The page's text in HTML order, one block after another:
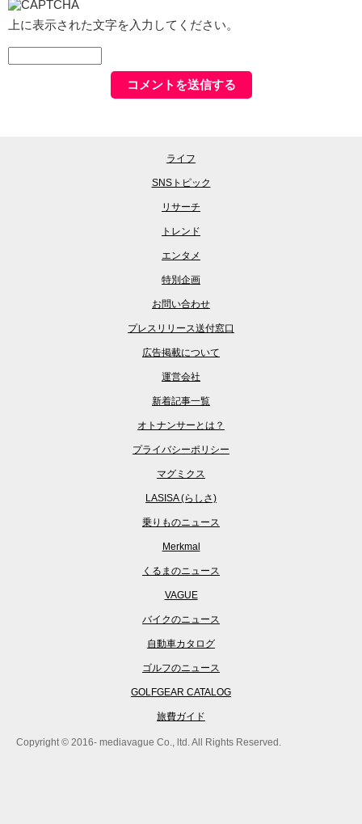
上に表示された文字を入力してください。
ライフ
SNSトピック
リサーチ
トレンド
エンタメ
特別企画
お問い合わせ
プレスリリース送付窓口
広告掲載について
運営会社
新着記事一覧
オトナンサーとは？
プライバシーポリシー
マグミクス
LASISA (らしさ)
乗りものニュース
Merkmal
くるまのニュース
VAGUE
バイクのニュース
自動車カタログ
ゴルフのニュース
GOLFGEAR CATALOG
旅費ガイド
Copyright © 2016- mediavague Co., ltd. All Rights Reserved.